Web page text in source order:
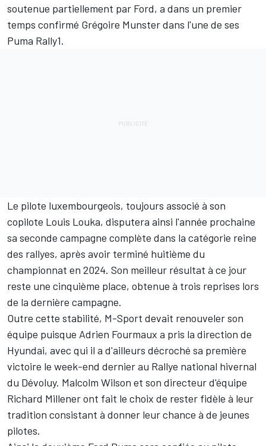
soutenue partiellement par Ford, a dans un premier
temps confirmé Grégoire Munsterdans l'une de ses
Puma Rally1.
Le pilote luxembourgeois, toujours associé à son
copilote Louis Louka, disputera ainsi l'année prochaine
sa seconde campagne complète dans la catégorie reine
des rallyes, après avoir terminé huitième du
championnat en 2024. Son meilleur résultat à ce jour
reste une cinquième place, obtenue à trois reprises lors
de la dernière campagne.
Outre cette stabilité, M-Sport devait renouveler son
équipe puisque Adrien Fourmaux a pris la direction de
Hyundai, avec qui il a d'ailleurs décroché sa première
victoire le week-end dernier au Rallye national hivernal
du Dévoluy. Malcolm Wilson et son directeur d'équipe
Richard Millener ont fait le choix de rester fidèle à leur
tradition consistant à donner leur chance à de jeunes
pilotes.